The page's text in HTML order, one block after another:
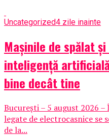
Uncategorized4 zile inainte
Mașinile de spălat
inteligență
bine decât tine
București – 5 august 2026
legate de electrocasnice se
de la...